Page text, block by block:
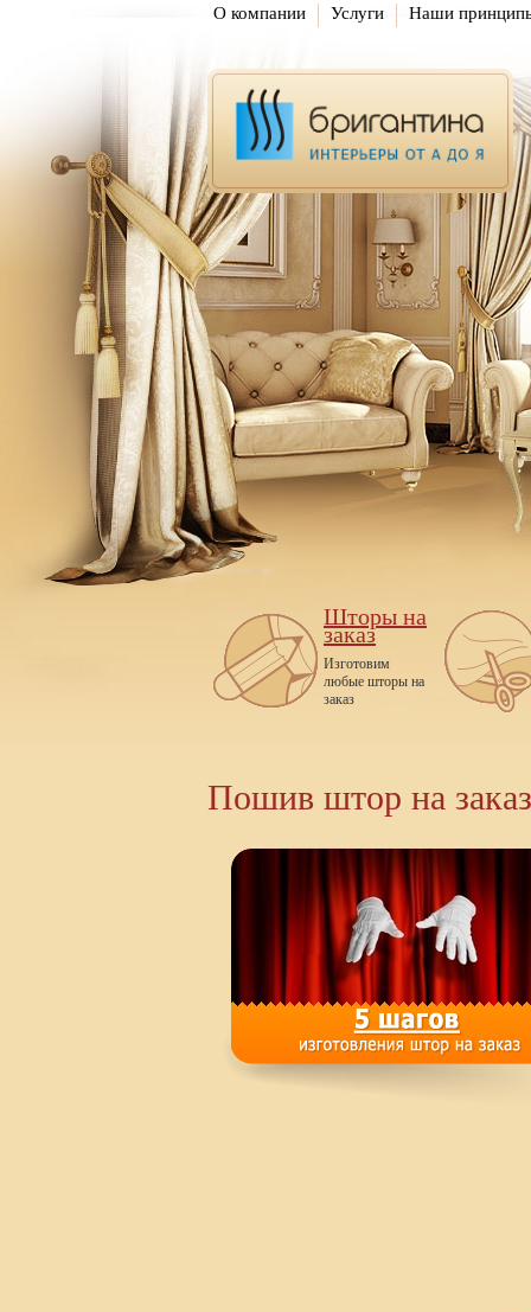
О компании Услуги Наши
Шторы на
заказ
Изготовим
любые шторы на
заказ
Пошив штор на